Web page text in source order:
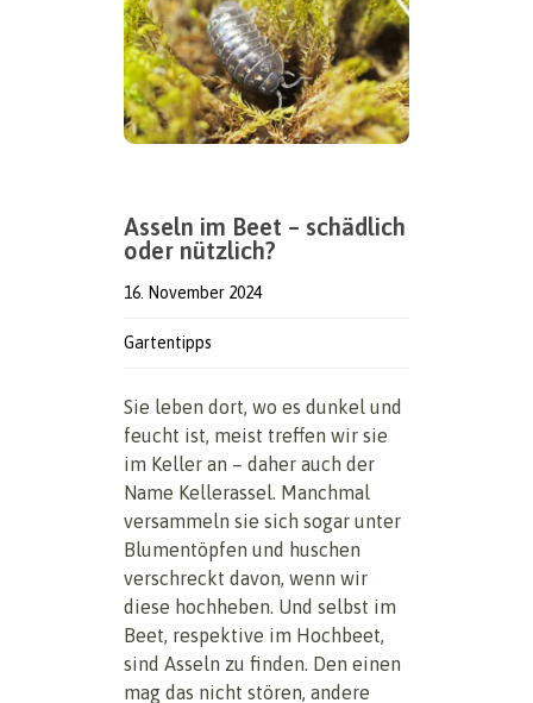
Asseln im Beet – schädlich
oder nützlich?
16. November 2024
Gartentipps
Sie leben dort, wo es dunkel und
feucht ist, meist treffen wir sie
im Keller an – daher auch der
Name Kellerassel. Manchmal
versammeln sie sich sogar unter
Blumentöpfen und huschen
verschreckt davon, wenn wir
diese hochheben. Und selbst im
Beet, respektive im Hochbeet,
sind Asseln zu finden. Den einen
mag das nicht stören, andere